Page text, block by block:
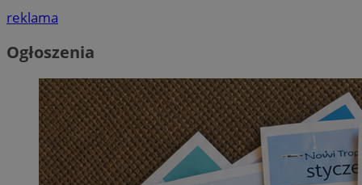
reklama
Ogłoszenia